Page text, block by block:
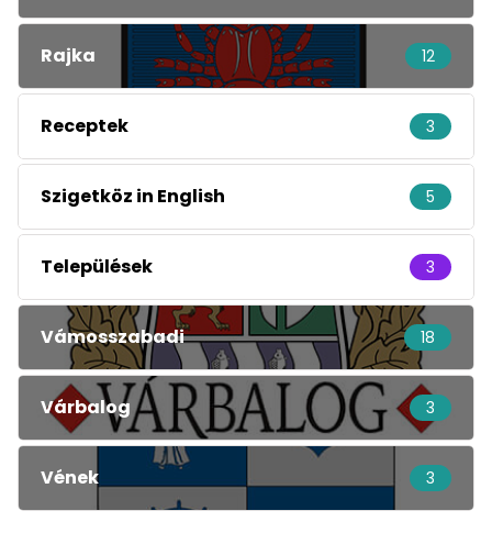
Rajka 12
Receptek 3
Szigetköz in English 5
Települések 3
Vámosszabadi 18
Várbalog 3
Vének 3